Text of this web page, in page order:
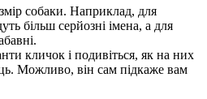
собаки. Наприклад, для
більш серйозні імена, а для
кличок і подивіться, як на них
Можливо, він сам підкаже вам